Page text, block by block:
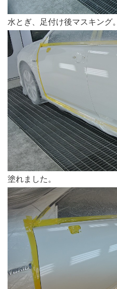
水とぎ、足付け後マスキング。
塗れました。